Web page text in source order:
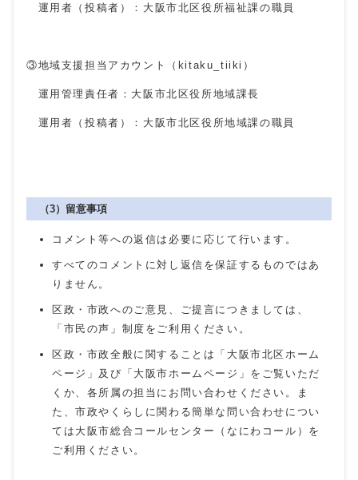
運用者（投稿者）：大阪市北区役所福祉課の職員
③地域支援担当アカウント（kitaku_tiiki）
運用管理責任者：大阪市北区役所地域課長
運用者（投稿者）：大阪市北区役所地域課の職員
（3）留意事項
コメント等への返信は必要に応じて行います。
すべてのコメントに対し返信を保証するものではあ
りません。
区政・市政へのご意見、ご提言につきましては、
「市民の声」制度をご利用ください。
区政・市政全般に関することは「大阪市北区ホーム
ページ」及び「大阪市ホームページ」をご覧いただ
くか、各所属の担当にお問い合わせください。ま
た、市政やくらしに関わる簡単な問い合わせについ
ては大阪市総合コールセンター（なにわコール）を
ご利用ください。